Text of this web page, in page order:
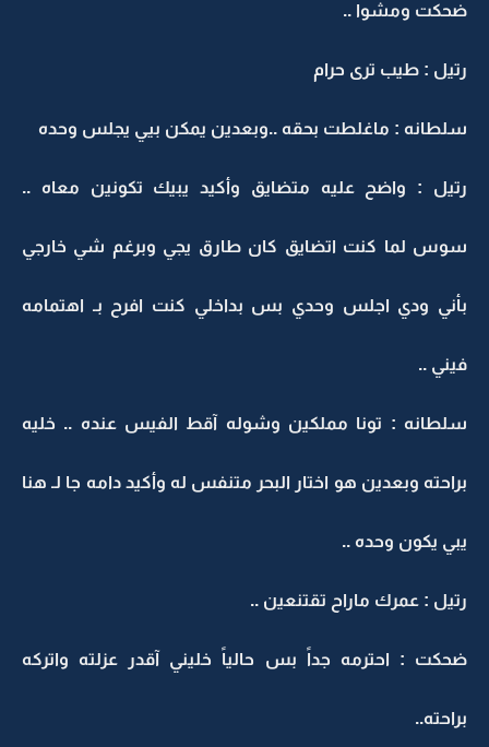
ضحكت ومشوا ..
رتيل : طيب ترى حرام
سلطانه : ماغلطت بحقه ..وبعدين يمكن بيي يجلس وحده
رتيل : واضح عليه متضايق وأكيد يبيك تكونين معاه ..
سوس لما كنت اتضايق كان طارق يجي وبرغم شي خارجي
بأني ودي اجلس وحدي بس بداخلي كنت افرح بـ اهتمامه
فيني ..
سلطانه : تونا مملكين وشوله آقط الفيس عنده .. خليه
براحته وبعدين هو اختار البحر متنفس له وأكيد دامه جا لـ هنا
يبي يكون وحده ..
رتيل : عمرك ماراح تقتنعين ..
ضحكت : احترمه جداً بس حالياً خليني آقدر عزلته واتركه
براحته..